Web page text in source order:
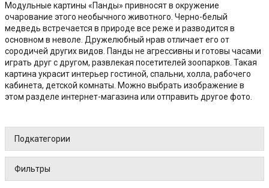
Модульные картины «Панды» привносят в окружение
очарование этого необычного животного. Черно-белый
медведь встречается в природе все реже и разводится в
основном в неволе. Дружелюбный нрав отличает его от
сородичей других видов. Панды не агрессивны и готовы часами
играть друг с другом, развлекая посетителей зоопарков. Такая
картина украсит интерьер гостиной, спальни, холла, рабочего
кабинета, детской комнаты. Можно выбрать изображение в
этом разделе интернет-магазина или отправить другое фото.
Подкатегории
Фильтры